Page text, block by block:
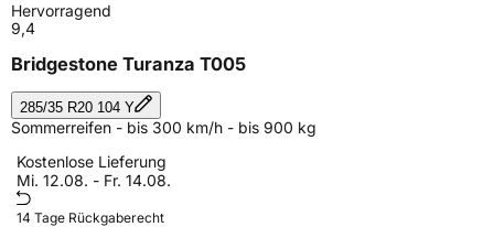
Hervorragend
9,4
Bridgestone Turanza T005
285/35 R20 104 Y
Sommerreifen - bis 300 km/h - bis 900 kg
Kostenlose Lieferung
Mi. 12.08. - Fr. 14.08.
14 Tage Rückgaberecht